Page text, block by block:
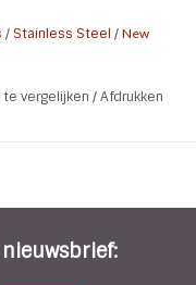
/ Stainless Steel / New
vergelijken /Afdrukken